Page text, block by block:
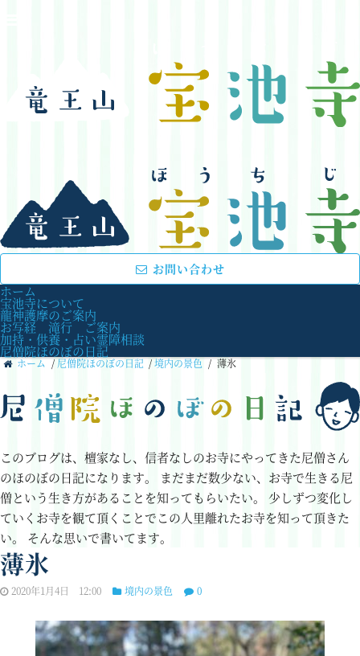
お問い合わせ
ホーム
宝池寺について
龍神護摩のご案内
お写経 滝行 ご案内
加持・供養・占い霊障相談
尼僧院ほのぼの日記
ホーム / 尼僧院ほのぼの日記 /境内の景色 / 薄氷
このブログは、檀家なし、信者なしのお寺にやってきた尼僧さん
のほのぼの日記になります。 まだまだ数少ない、お寺で生きる尼
僧という生き方があることを知ってもらいたい。
少しずつ変化し
ていくお寺を観て頂くことでこの人里離れたお寺を知って頂きた
い。 そんな思いで書いてます。
薄氷
2020年1月4日 12:00 境内の景色 0